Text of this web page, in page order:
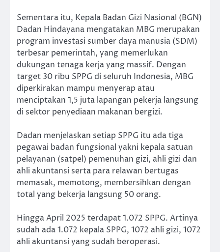
Sementara itu, Kepala Badan Gizi Nasional (BGN)
Dadan Hindayana mengatakan MBG merupakan
program investasi sumber daya manusia (SDM)
terbesar pemerintah, yang memerlukan
dukungan tenaga kerja yang massif. Dengan
target 30 ribu SPPG di seluruh Indonesia, MBG
diperkirakan mampu menyerap atau
menciptakan 1,5 juta lapangan pekerja langsung
di sektor penyediaan makanan bergizi.
Dadan menjelaskan setiap SPPG itu ada tiga
pegawai badan fungsional yakni kepala satuan
pelayanan (satpel) pemenuhan gizi, ahli gizi dan
ahli akuntansi serta para relawan bertugas
memasak, memotong, membersihkan dengan
total yang bekerja langsung 50 orang.
Hingga April 2025 terdapat 1.072 SPPG. Artinya
sudah ada 1.072 kepala SPPG, 1072 ahli gizi, 1072
ahli akuntansi yang sudah beroperasi.